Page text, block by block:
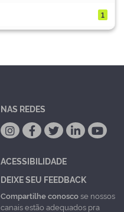
1
NAS REDES
ACESSIBILIDADE
DEIXE SEU FEEDBACK
Compartilhe conoscose nossos
canais estão adequados pra